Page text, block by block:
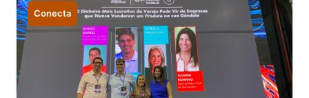
Conecta